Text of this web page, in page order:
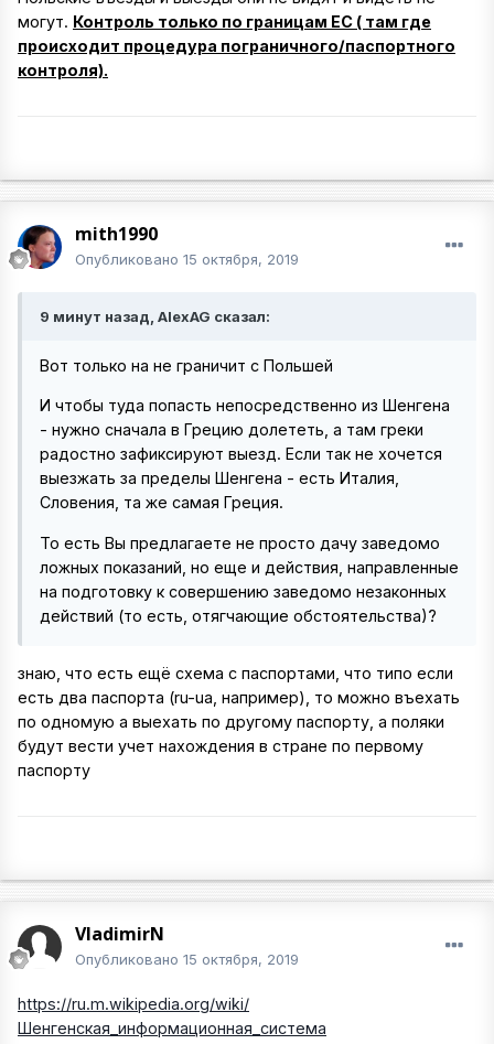
могут. Контроль только по границам ЕС ( там где
происходит процедура пограничного/паспортного
контроля).
mith1990
Опубликовано 15 октября, 2019
9 минут назад, AlexAG сказал:
Вот только на не граничит с Польшей
И чтобы туда попасть непосредственно из Шенгена
- нужно сначала в Грецию долететь, а там греки
радостно зафиксируют выезд. Если так не хочется
выезжать за пределы Шенгена - есть Италия,
Словения, та же самая Греция.
То есть Вы предлагаете не просто дачу заведомо
ложных показаний, но еще и действия, направленные
на подготовку к совершению заведомо незаконных
действий (то есть, отягчающие обстоятельства)?
знаю, что есть ещё схема с паспортами, что типо если
есть два паспорта (ru-ua, например), то можно въехать
по одномую а выехать по другому паспорту, а поляки
будут вести учет нахождения в стране по первому
паспорту
VladimirN
Опубликовано 15 октября, 2019
https://ru.m.wikipedia.org/wiki/
Шенгенская_информационная_система